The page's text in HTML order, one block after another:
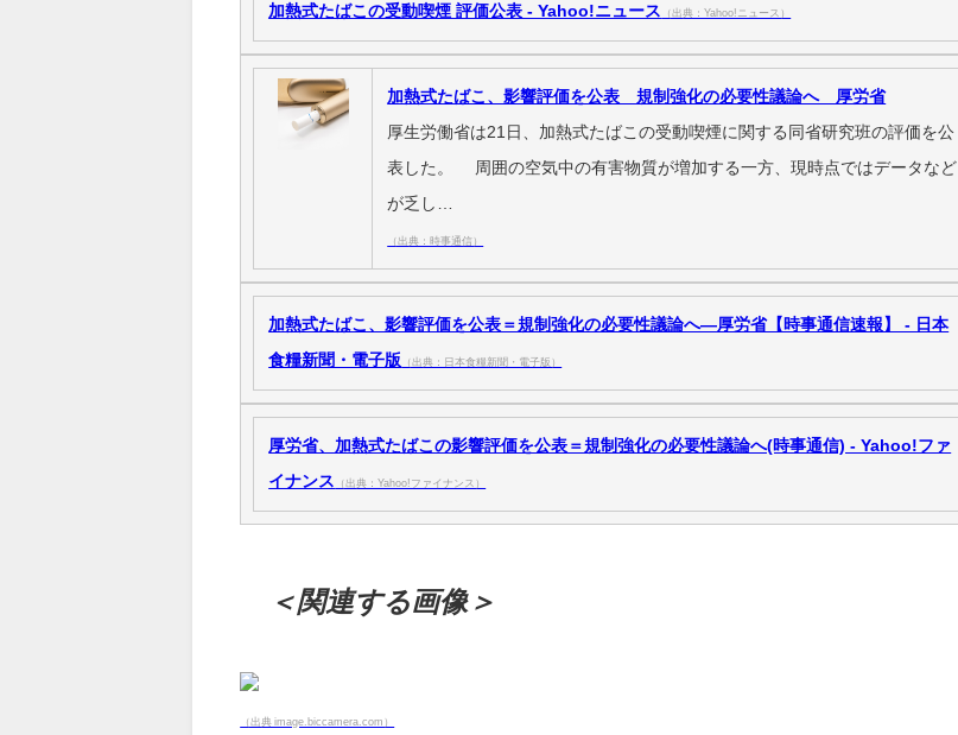
加熱式たばこの受動喫煙 評価公表 - Yahoo!ニュース （出典：Yahoo!ニュース）
加熱式たばこ、影響評価を公表 規制強化の必要性議論へ 厚労省
厚生労働省は21日、加熱式たばこの受動喫煙に関する同省研究班の評価を公
表した。 周囲の空気中の有害物質が増加する一方、現時点ではデータなど
が乏し…
（出典：時事通信）
加熱式たばこ、影響評価を公表＝規制強化の必要性議論へ―厚労省【時事通信速報】 - 日本
食糧新聞・電子版 （出典：日本食糧新聞・電子版）
厚労省、加熱式たばこの影響評価を公表＝規制強化の必要性議論へ(時事通信) - Yahoo!ファ
イナンス （出典：Yahoo!ファイナンス）
＜関連する画像＞
（出典 image.biccamera.com）